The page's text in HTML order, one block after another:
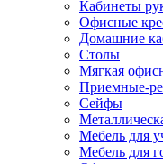
Кабинеты
Офисные
Домашние
Столы
Мягкая
Приемные-
Сейфы
Мебель для
Мебель для